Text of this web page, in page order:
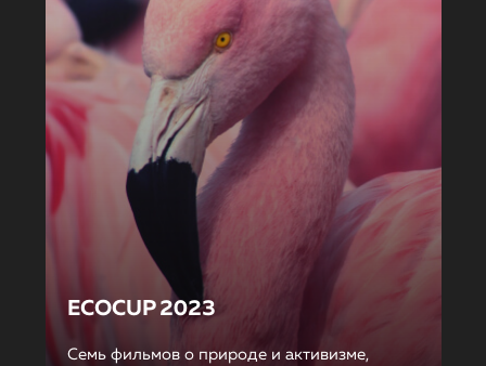
ECOCUP 2023
Семь фильмов о природе и активизме,